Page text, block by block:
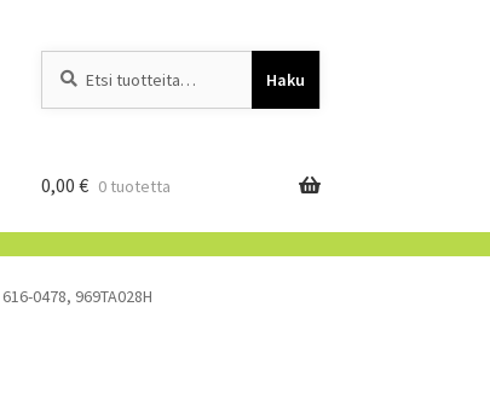
Haku
0,00 € 0 tuotetta
0478, 969TA028H